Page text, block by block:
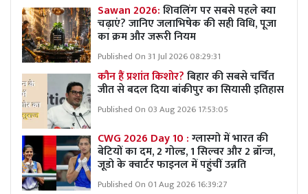
Sawan 2026:शिवलिंग पर सबसे पहले क्या
चढ़ाएं? जानिए जलाभिषेक की सही विधि, पूजा
का क्रम और जरूरी नियम
Published On 31 Jul 2026 08:29:31
कौन हैं प्रशांत किशोर?बिहार की सबसे चर्चित
जीत से बदल दिया बांकीपुर का सियासी इतिहास
Published On 03 Aug 2026 17:53:05
CWG 2026 Day 10 :ग्लास्गो में भारत की
बेटियों का दम, 2 गोल्ड, 1 सिल्वर और 2 ब्रॉन्ज,
जूडो के क्वार्टर फाइनल में पहुंचीं उन्नति
Published On 01 Aug 2026 16:39:27